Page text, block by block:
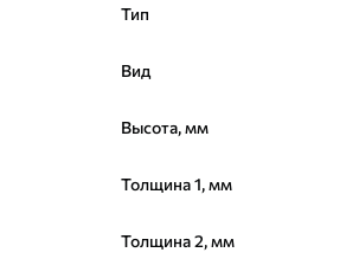
Тип
Вид
Высота, мм
Толщина 1, мм
Толщина 2, мм